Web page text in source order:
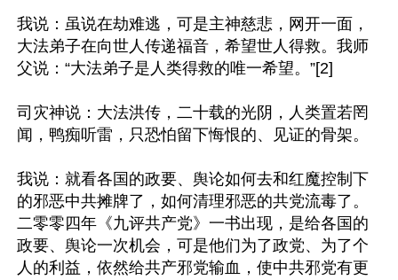
我说：虽说在劫难逃，可是主神慈悲，网开一面，
大法弟子在向世人传递福音，希望世人得救。我师
父说：“大法弟子是人类得救的唯一希望。”[2]
司灾神说：大法洪传，二十载的光阴，人类置若罔
闻，鸭痴听雷，只恐怕留下悔恨的、见证的骨架。
我说：就看各国的政要、舆论如何去和红魔控制下
的邪恶中共摊牌了，如何清理邪恶的共党流毒了。
二零零四年《九评共产党》一书出现，是给各国的
政要、舆论一次机会，可是他们为了政党、为了个
人的利益，依然给共产邪党输血，使中共邪党有更